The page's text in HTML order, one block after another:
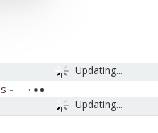
Updating...
Updating...
-